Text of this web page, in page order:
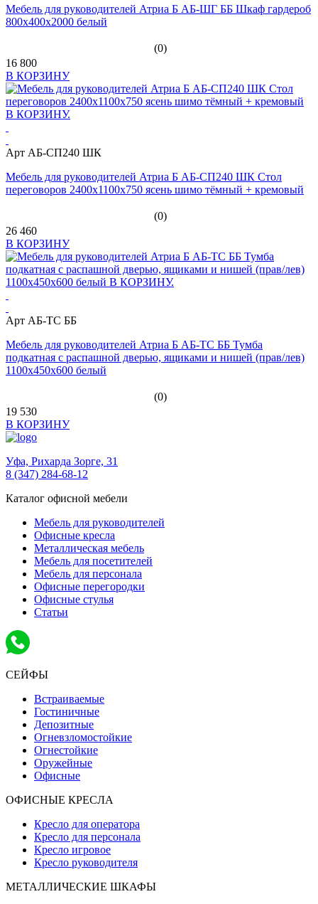
Мебель для руководителей Атриа Б АБ-ШГ ББ Шкаф гардероб
800х400х2000 белый
(0)
16 800
В КОРЗИНУ
Арт АБ-СП240 ШК
Мебель для руководителей Атриа Б АБ-СП240 ШК Стол
переговоров 2400х1100х750 ясень шимо тёмный + кремовый
(0)
26 460
В КОРЗИНУ
Арт АБ-ТС ББ
Мебель для руководителей Атриа Б АБ-ТС ББ Тумба
подкатная с распашной дверью, ящиками и нишей (прав/лев)
1100х450х600 белый
(0)
19 530
В КОРЗИНУ
Уфа, Рихарда Зорге, 31
8 (347) 284-68-12
Каталог офисной мебели
Мебель для руководителей
Офисные кресла
Металлическая мебель
Мебель для посетителей
Мебель для персонала
Офисные перегородки
Офисные стулья
Статьи
СЕЙФЫ
Встраиваемые
Гостиничные
Депозитные
Огневзломостойкие
Огнестойкие
Оружейные
Офисные
ОФИСНЫЕ КРЕСЛА
Кресло для оператора
Кресло для персонала
Кресло игровое
Кресло руководителя
МЕТАЛЛИЧЕСКИЕ ШКАФЫ